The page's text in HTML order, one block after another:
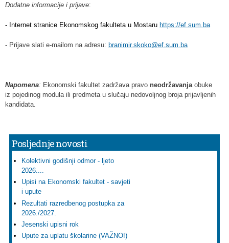
Dodatne informacije i prijave:
- Internet stranice Ekonomskog fakulteta u Mostaru https://ef.sum.ba
- Prijave slati e-mailom na adresu: branimir.skoko@ef.sum.ba
Napomena: Ekonomski fakultet zadržava pravo neodržavanjaobuke
iz pojedinog modula ili predmeta u slučaju nedovoljnog broja prijavljenih
kandidata.
Posljednje novosti
Kolektivni godišnji odmor - ljeto
2026....
Upisi na Ekonomski fakultet - savjeti
i upute
Rezultati razredbenog postupka za
2026./2027.
Jesenski upisni rok
Upute za uplatu školarine (VAŽNO!)